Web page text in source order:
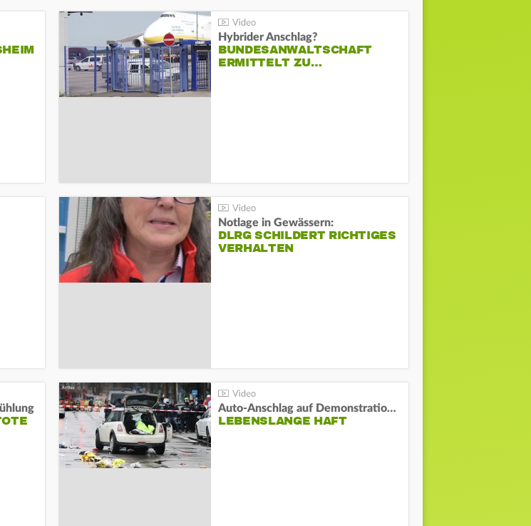
Hybrider Anschlag?
BUNDESANWALTSCHAFT
ERMITTELT ZU…
Notlage in Gewässern:
DLRG SCHILDERT RICHTIGES
VERHALTEN
Auto-Anschlag auf Demonstration in München:
LEBENSLANGE HAFT